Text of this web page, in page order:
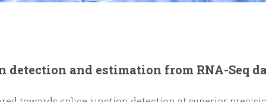
and estimation from RNA-Seq